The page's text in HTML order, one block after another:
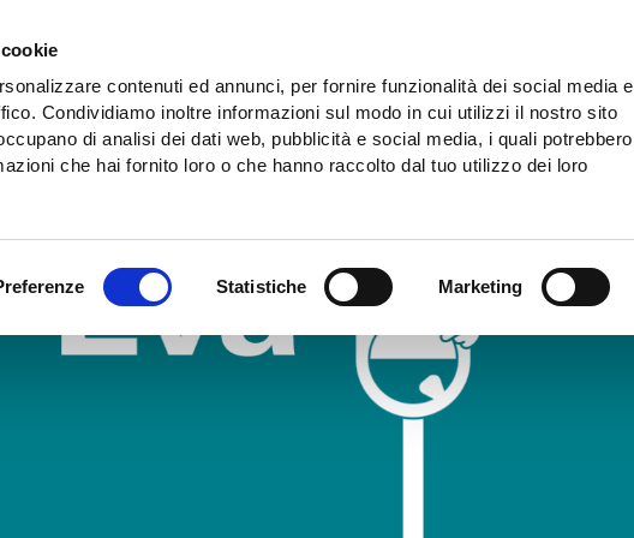
contenuti ed annunci, per fornire funzionalità dei social media e
Condividiamo inoltre informazioni sul modo in cui utilizzi il nostro sito
di analisi dei dati web, pubblicità e social media, i quali potrebbero
che hai fornito loro o che hanno raccolto dal tuo utilizzo dei loro
Statistiche Marketing